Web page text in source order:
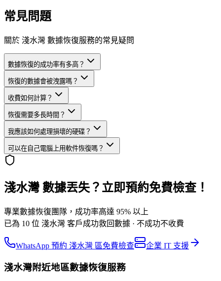
常見問題
關於 淺水灣 數據恢復服務的常見疑問
數據恢復的成功率有多高？
恢復的數據會被洩露嗎？
收費如何計算？
恢復需要多長時間？
我應該如何處理損壞的硬碟？
可以在自己電腦上用軟件恢復嗎？
淺水灣 數據丟失？立即預約免費檢查！
專業數據恢復團隊，成功率高達 95% 以上
已為 10 位 淺水灣 客戶成功救回數據 · 不成功不收費
WhatsApp 預約 淺水灣 區免費檢查 企業 IT 支援
淺水灣附近地區數據恢復服務